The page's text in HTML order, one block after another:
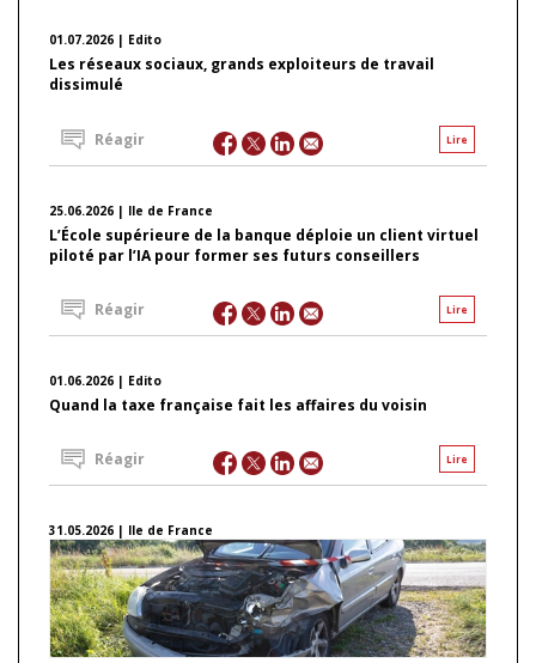
01.07.2026 | Edito
Les réseaux sociaux, grands exploiteurs de travail
dissimulé
Lire
Réagir
25.06.2026 | Ile de France
L’École supérieure de la banque déploie un client virtuel
piloté par l’IA pour former ses futurs conseillers
Lire
Réagir
01.06.2026 | Edito
Quand la taxe française fait les affaires du voisin
Lire
Réagir
31.05.2026 | Ile de France